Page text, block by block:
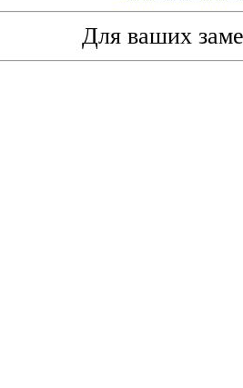
Для ваших